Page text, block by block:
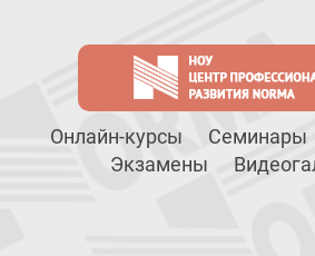
Онлайн-курсы Семинары
Экзамены